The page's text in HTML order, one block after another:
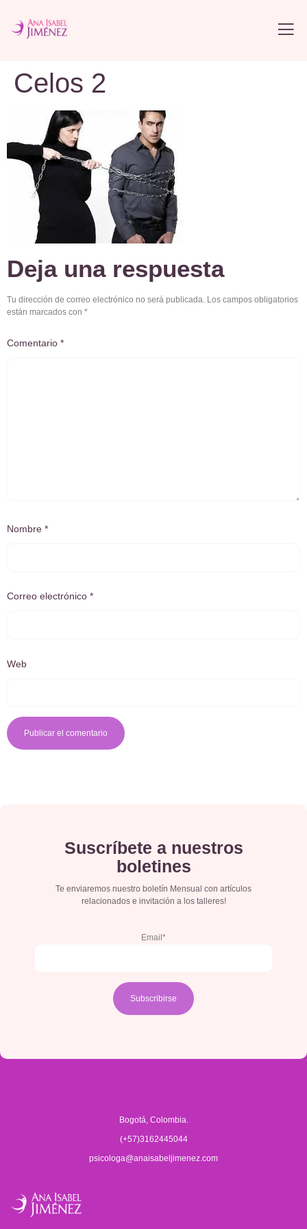
Celos 2
Deja una respuesta
Tu dirección de correo electrónico no será publicada. Los campos obligatorios
están marcados con *
Comentario *
Nombre *
Correo electrónico *
Web
Suscríbete a nuestros
boletines
Te enviaremos nuestro boletín Mensual con artículos
relacionados e invitación a los talleres!
Email*
Bogotá, Colombia.
(+57)3162445044
psicologa@anaisabeljimenez.com